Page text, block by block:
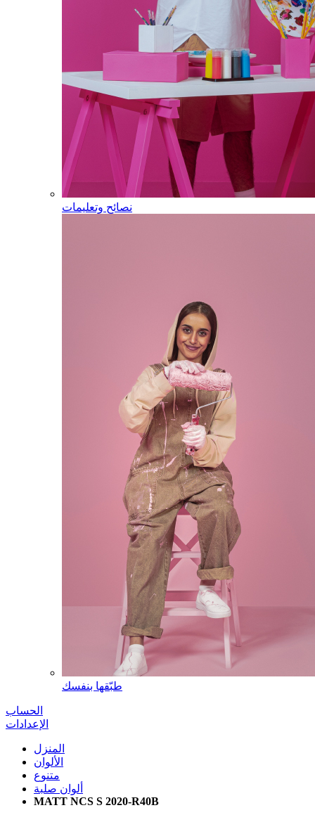
نصائح وتعليمات
طبّقها بنفسك
الحساب
الإعدادات
المنزل
الألوان
متنوع
ألوان صلبة
MATT NCS S 2020-R40B